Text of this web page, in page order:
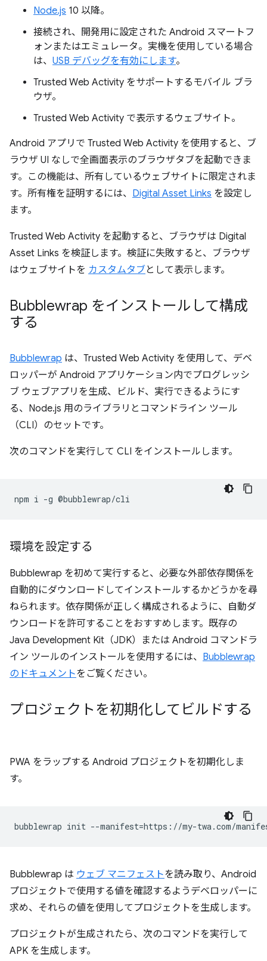
Node.js 10 以降。
接続され、開発用に設定された Android スマートフ
ォンまたはエミュレータ。実機を使用している場合
は、 USB デバッグを有効にします。
Trusted Web Activity をサポートするモバイル ブラ
ウザ。
Trusted Web Activity で表示するウェブサイト。
Android アプリで Trusted Web Activity を使用すると、ブ
ラウザ UI なしで全画面表示のブラウザタブを起動できま
す。この機能は、所有しているウェブサイトに限定されま
す。所有権を証明するには、 Digital Asset Links を設定し
ます。
Trusted Web Activity を起動すると、ブラウザは Digital
Asset Links を検証します。検証に失敗すると、ブラウザ
はウェブサイトを カスタムタブとして表示します。
Bubblewrap をインストールして構成
する
Bubblewrap は、Trusted Web Activity を使用して、デベ
ロッパーが Android アプリケーション内でプログレッシ
ブ ウェブアプリを生成、ビルド、実行できるようにす
る、Node.js 用のライブラリとコマンドライン ツール
（CLI）のセットです。
次のコマンドを実行して CLI をインストールします。
npm i -g
環境を設定する
Bubblewrap を初めて実行すると、必要な外部依存関係を
自動的にダウンロードしてインストールするかどうかを尋
ねられます。依存関係が正しく構成されるように、自動ダ
ウンロードを許可することをおすすめします。既存の
Java Development Kit（JDK）または Android コマンドラ
イン ツールのインストールを使用するには、 Bubblewrap
のドキュメントをご覧ください。
プロジェクトを初期化してビルドする
PWA をラップする Android プロジェクトを初期化しま
す。
bubblewrap init --manifest=
Bubblewrap は ウェブ マニフェストを読み取り、Android
プロジェクトで使用する値を確認するようデベロッパーに
求め、それらの値を使用してプロジェクトを生成します。
プロジェクトが生成されたら、次のコマンドを実行して
APK を生成します。